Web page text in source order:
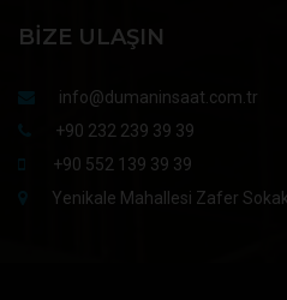
BIZE ULAŞIN
info@dumaninsaat.com.tr
+90 232 239 39 39
+90 552 139 39 39
Yenikale Mahallesi Zafer